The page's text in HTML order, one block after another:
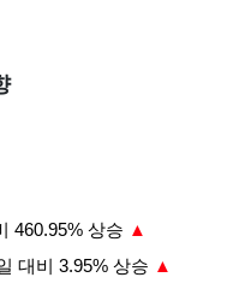
460.95% 상승 ▲
대비 3.95% 상승 ▲